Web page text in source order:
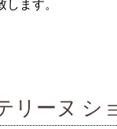
ます。
リーヌ シ